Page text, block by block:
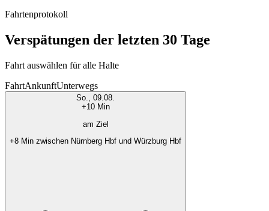
Fahrtenprotokoll
Verspätungen der letzten 30 Tage
Fahrt auswählen für alle Halte
FahrtAnkunftUnterwegs
So., 09.08.
+10 Min
am Ziel
+8 Min zwischen Nürnberg Hbf und Würzburg Hbf